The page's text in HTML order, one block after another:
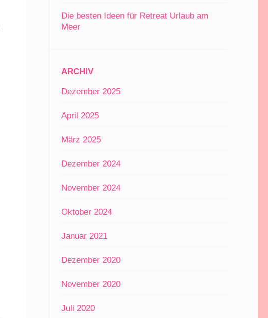
Die besten Ideen für Retreat Urlaub am
Meer
ARCHIV
Dezember 2025
April 2025
März 2025
Dezember 2024
November 2024
Oktober 2024
Januar 2021
Dezember 2020
November 2020
Juli 2020